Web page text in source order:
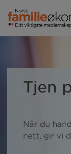
Tjen
Når du
nett, gir vi